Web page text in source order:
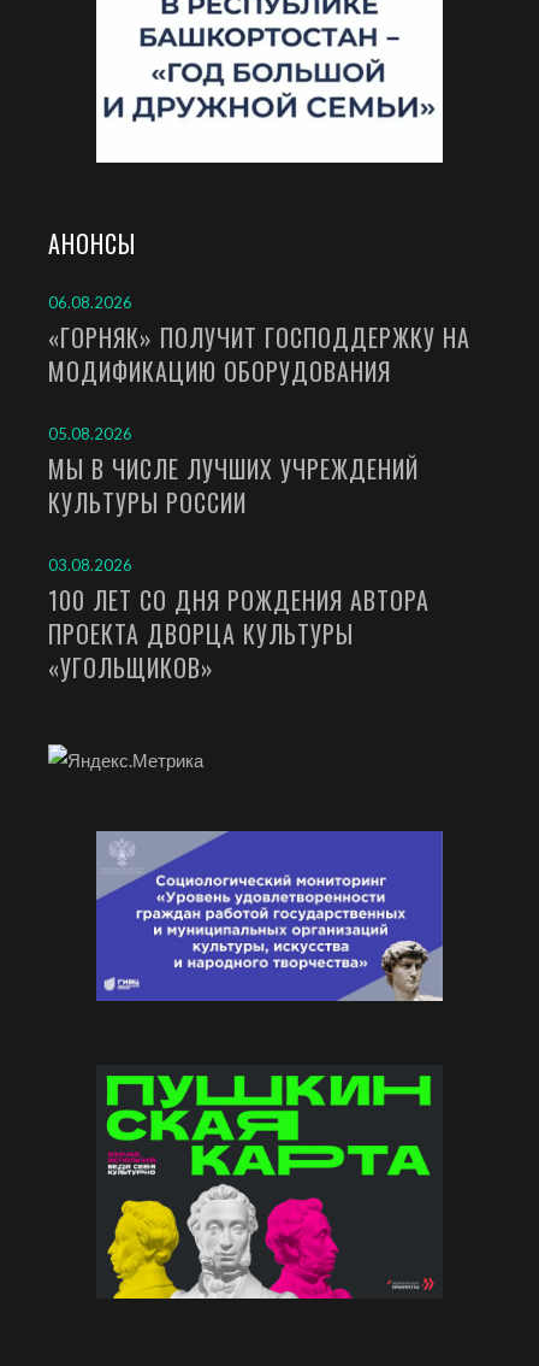
АНОНСЫ
06.08.2026
«ГОРНЯК» ПОЛУЧИТ ГОСПОДДЕРЖКУ НА
МОДИФИКАЦИЮ ОБОРУДОВАНИЯ
05.08.2026
МЫ В ЧИСЛЕ ЛУЧШИХ УЧРЕЖДЕНИЙ
КУЛЬТУРЫ РОССИИ
03.08.2026
100 ЛЕТ СО ДНЯ РОЖДЕНИЯ АВТОРА
ПРОЕКТА ДВОРЦА КУЛЬТУРЫ
«УГОЛЬЩИКОВ»